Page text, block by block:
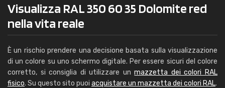
Visualizza RAL 350 60 35 Dolomite red
nella vita reale
È un rischio prendere una decisione basata sulla visualizzazione
di un colore su uno schermo digitale. Per essere sicuri del colore
corretto, si consiglia di utilizzare unmazzetta dei colori RAL
fisico. Su questo sito puoi acquistare un mazzetta dei colori RAL.